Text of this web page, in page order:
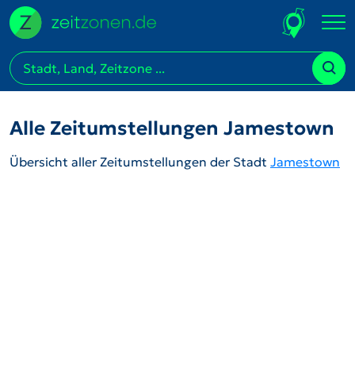
Alle Zeitumstellungen Jamestown
Übersicht aller Zeitumstellungen der Stadt Jamestown